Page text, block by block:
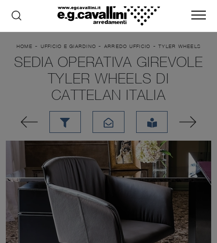
HOME - UFFICIO E GIARDINO - ARREDO UFFICIO -TYLER WHEELS
SEDIA OPERATIVA GIREVOLE
TYLER WHEELS DI
CATTELAN ITALIA